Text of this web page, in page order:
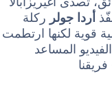
ركلة
ارتطمت